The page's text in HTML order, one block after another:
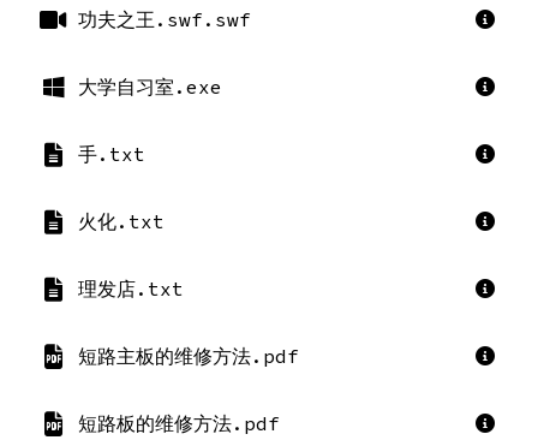
功夫之王.swf.swf
大学自习室.exe
手.txt
火化.txt
理发店.txt
短路主板的维修方法.pdf
短路板的维修方法.pdf